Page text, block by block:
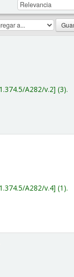
A282/v.2 (3).
A282/v.4 (1).